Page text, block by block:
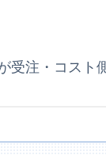
注・コスト